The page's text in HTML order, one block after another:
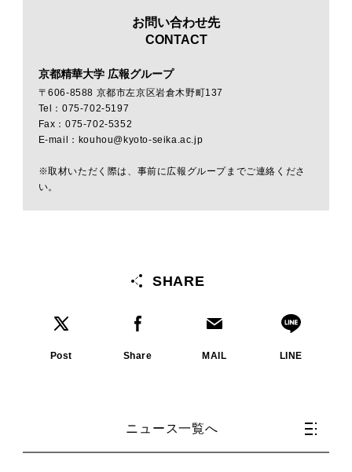
お問い合わせ先
CONTACT
京都精華大学 広報グループ
〒606-8588 京都市左京区岩倉木野町137
Tel：075-702-5197
Fax：075-702-5352
E-mail：kouhou@kyoto-seika.ac.jp
※取材いただく際は、事前に広報グループまでご連絡くださ
い。
SHARE
Post Share MAIL LINE
ニュース一覧へ